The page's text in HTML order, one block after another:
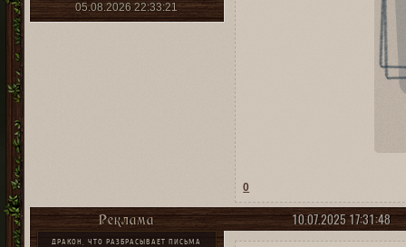
05.08.2026 22:33:21
0
10.07.2025 17:31:48
Реклама
ДРАКОН, ЧТО РАЗБРАСЫВАЕТ ПИСЬМА